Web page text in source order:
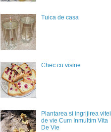
Tuica de casa
Chec cu visine
Plantarea si ingrijirea vitei
de vie Cum Inmultim Vita
De Vie